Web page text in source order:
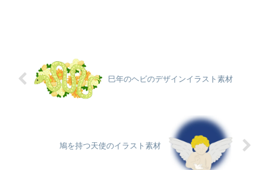
巳年のヘビのデザインイラスト素材
鳩を持つ天使のイラスト素材